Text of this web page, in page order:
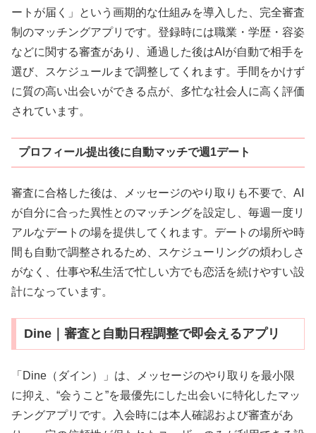
ートが届く」という画期的な仕組みを導入した、完全審査
制のマッチングアプリです。登録時には職業・学歴・容姿
などに関する審査があり、通過した後はAIが自動で相手を
選び、スケジュールまで調整してくれます。手間をかけず
に質の高い出会いができる点が、多忙な社会人に高く評価
されています。
プロフィール提出後に自動マッチで週1デート
審査に合格した後は、メッセージのやり取りも不要で、AI
が自分に合った異性とのマッチングを設定し、毎週一度リ
アルなデートの場を提供してくれます。デートの場所や時
間も自動で調整されるため、スケジューリングの煩わしさ
がなく、仕事や私生活で忙しい方でも恋活を続けやすい設
計になっています。
Dine｜審査と自動日程調整で即会えるアプリ
「Dine（ダイン）」は、メッセージのやり取りを最小限
に抑え、“会うこと”を最優先にした出会いに特化したマッ
チングアプリです。入会時には本人確認および審査があ